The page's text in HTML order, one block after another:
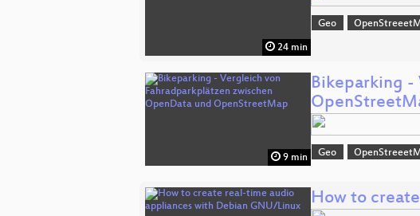
24 min
Geo
9 min
Bikeparking -
Geo
How to